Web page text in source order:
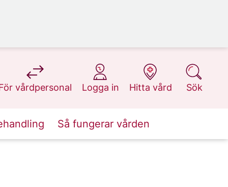
vårdpersonal
på 1177.se
Logga in
på 1177.se
Hitta vård
på 1177.se
Sök
på 1177.se
Så fungerar vården